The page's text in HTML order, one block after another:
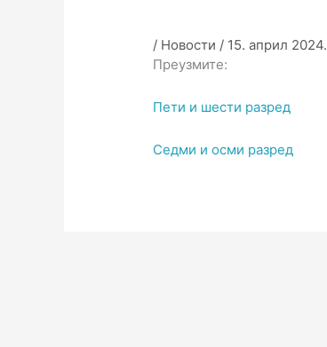
/ Новости / 15. април 2024.
Преузмите:
Пети и шести разред
Седми и осми разред